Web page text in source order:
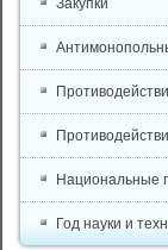
Закупки
Национальные
Год науки и